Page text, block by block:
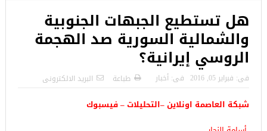
هل تستطيع الجبهات الجنوبية
والشمالية السورية صد الهجمة
الروسي إيرانية؟
فى: فبراير 05, 2016 فى: أخبار طباعة البريد الالكترونى
شبكة العاصمة اونلاين –التحليلات – فيسبوك